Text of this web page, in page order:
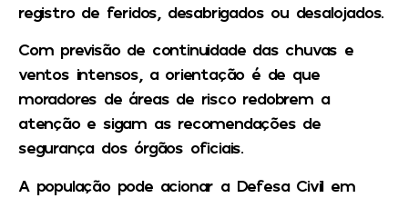
registro de feridos, desabrigados ou desalojados.
Com previsão de continuidade das chuvas e
ventos intensos, a orientação é de que
moradores de áreas de risco redobrem a
atenção e sigam as recomendações de
segurança dos órgãos oficiais.
A população pode acionar a Defesa Civil em